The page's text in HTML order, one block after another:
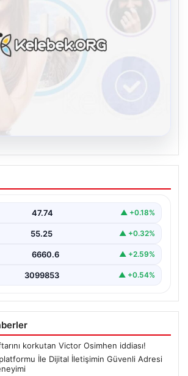
platformu İle Dijital
Adresi Ve Muhabbet
insanların kaliteli bir biçimde iletişim
47.74 ▲ +0.18%
55.25 ▲ +0.32%
6660.6 ▲ +2.59%
3099853 ▲ +0.54%
korkutan Victor Osimhen iddiası!
İle Dijital İletişimin Güvenli Adresi